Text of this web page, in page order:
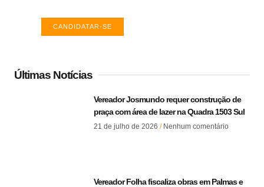
CANDIDATAR-SE
Últimas Notícias
Vereador Josmundo requer construção de
praça com área de lazer na Quadra 1503 Sul
21 de julho de 2026 Nenhum comentário
Vereador Folha fiscaliza obras em Palmas e